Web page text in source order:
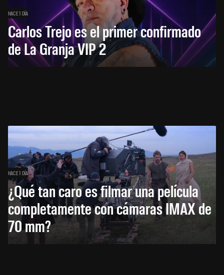
HACE 1 DÍA
Carlos Trejo es el primer confirmado
de La Granja VIP 2
HACE 1 DÍA
¿Qué tan caro es filmar una película
completamente con cámaras IMAX de
70 mm?